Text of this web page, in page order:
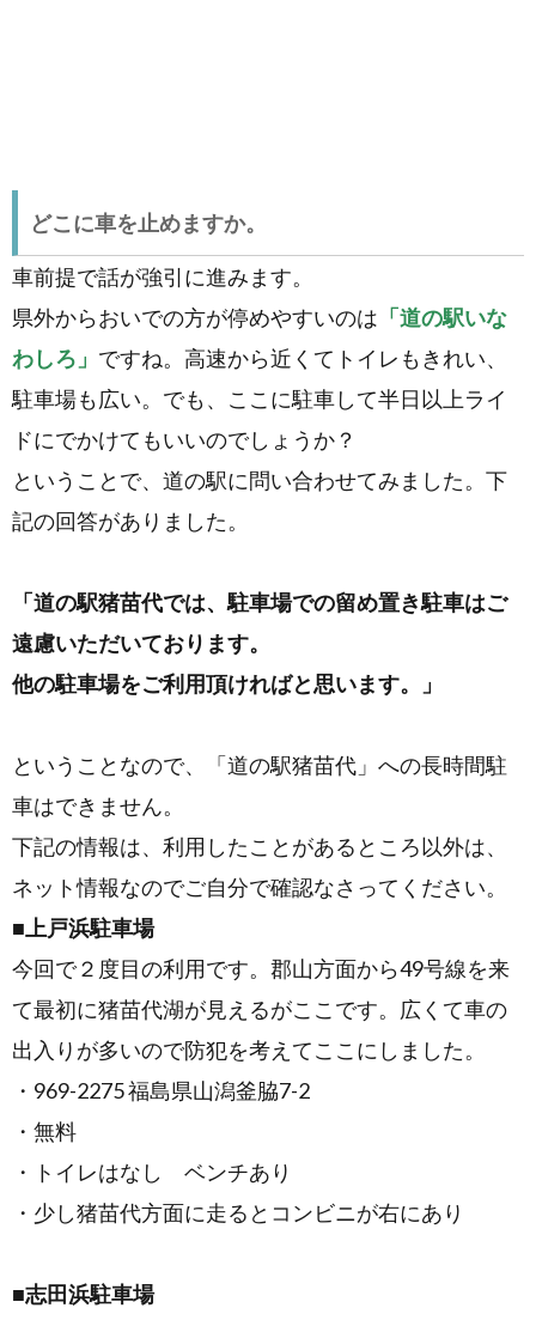
どこに車を止めますか。
車前提で話が強引に進みます。
県外からおいでの方が停めやすいのは 「道の駅いな
わしろ」 ですね。高速から近くてトイレもきれい、
駐車場も広い。でも、ここに駐車して半日以上ライ
ドにでかけてもいいのでしょうか？
ということで、道の駅に問い合わせてみました。下
記の回答がありました。
「道の駅猪苗代では、駐車場での留め置き駐車はご
遠慮いただいております。
他の駐車場をご利用頂ければと思います。」
ということなので、「道の駅猪苗代」への長時間駐
車はできません。
下記の情報は、利用したことがあるところ以外は、
ネット情報なのでご自分で確認なさってください。
■上戸浜駐車場
今回で２度目の利用です。郡山方面から49号線を来
て最初に猪苗代湖が見えるがここです。広くて車の
出入りが多いので防犯を考えてここにしました。
・969-2275 福島県山潟釜脇7-2
・無料
・トイレはなし ベンチあり
・少し猪苗代方面に走るとコンビニが右にあり
■志田浜駐車場